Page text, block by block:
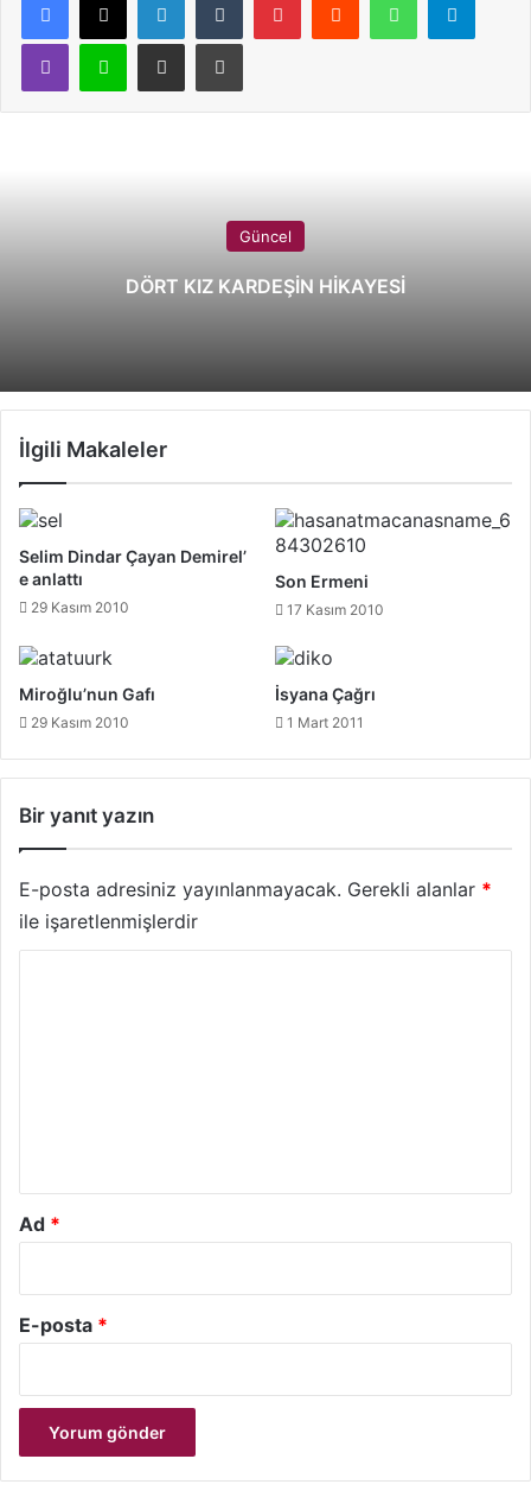
Güncel
DÖRT KIZ KARDEŞİN HİKAYESİ
İlgili Makaleler
Selim Dindar Çayan Demirel’
e anlattı
29 Kasım 2010
Son Ermeni
17 Kasım 2010
Miroğlu’nun Gafı
29 Kasım 2010
İsyana Çağrı
1 Mart 2011
Bir yanıt yazın
E-posta adresiniz yayınlanmayacak. Gerekli alanlar *
ile işaretlenmişlerdir
Ad *
E-posta *